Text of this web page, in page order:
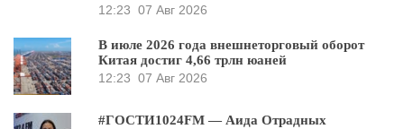
12:23 07 Авг 2026
В июле 2026 года внешнеторговый оборот
Китая достиг 4,66 трлн юаней
12:23 07 Авг 2026
#ГОСТИ1024FM — Аида Отрадных